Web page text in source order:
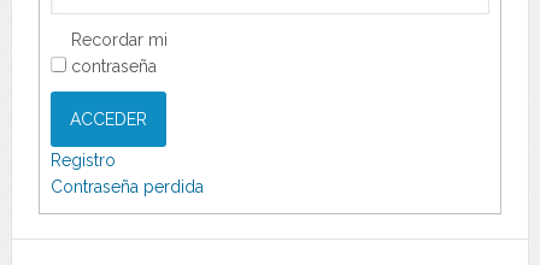
Recordar mi
contraseña
ACCEDER
Registro
Contraseña perdida